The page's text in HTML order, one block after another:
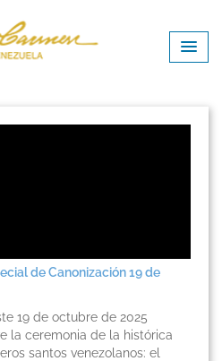
de Canonización 19 de
19 de octubre de 2025
la ceremonia de la histórica
santos venezolanos: el